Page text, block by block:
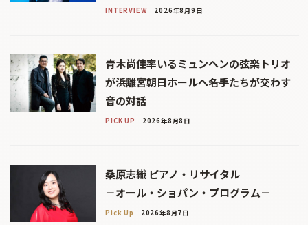
INTERVIEW 2026年8月9日
青木尚佳率いるミュンヘンの弦楽トリオ
が浜離宮朝日ホールへ――名手たちが交わす
音の対話
PICK UP 2026年8月8日
桑原志織 ピアノ・リサイタル
－オール・ショパン・プログラム－
Pick Up 2026年8月7日